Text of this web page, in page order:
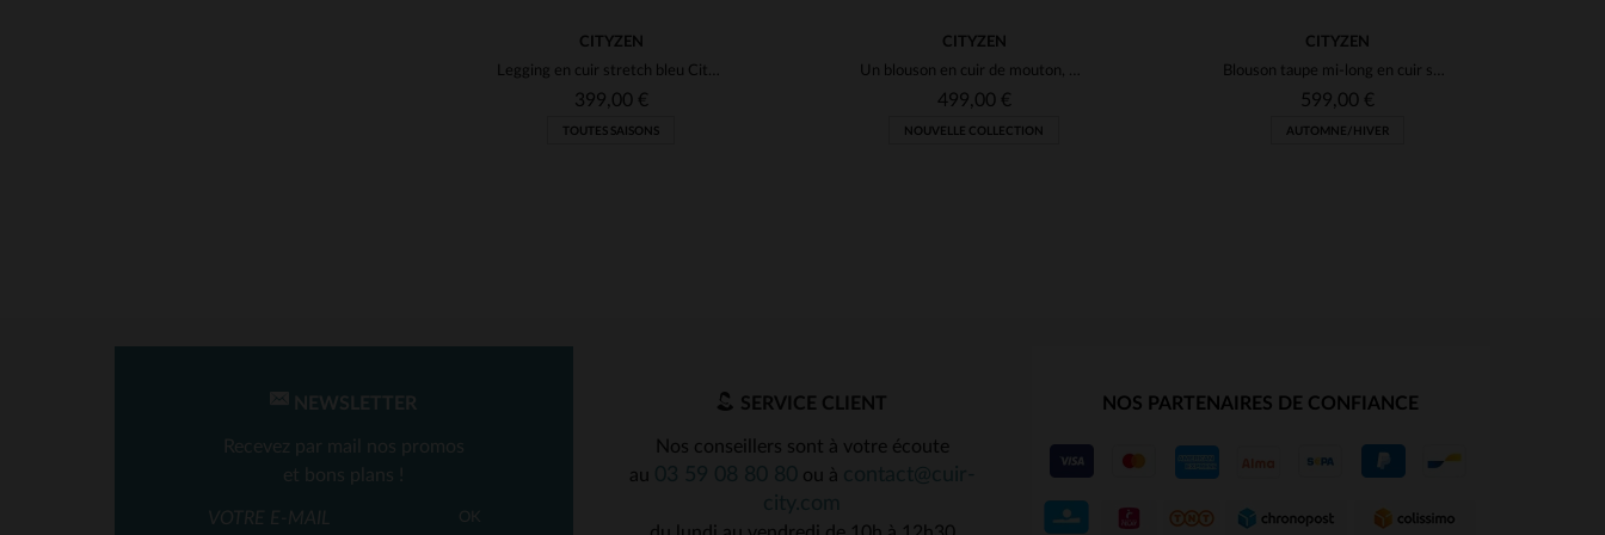
TAILLES DISPONIBLES
CITYZEN
Legging en cuir stretch bleu Cityzen
399,00 €
TOUTES SAISONS
CITYZEN
Un blouson en cuir de mouton, mi-long, alliant douceur et style biker.
499,00 €
NOUVELLE COLLECTION
CITYZEN
Blouson taupe mi-long en cuir souple, matelassé et chaud pour l'hiver.
599,00 €
AUTOMNE/HIVER
NEWSLETTER
Recevez par mail nos promos
et bons plans !
OK
SERVICE CLIENT
Nos conseillers sont à votre écoute
au
ou à
NOS PARTENAIRES DE CONFIANCE